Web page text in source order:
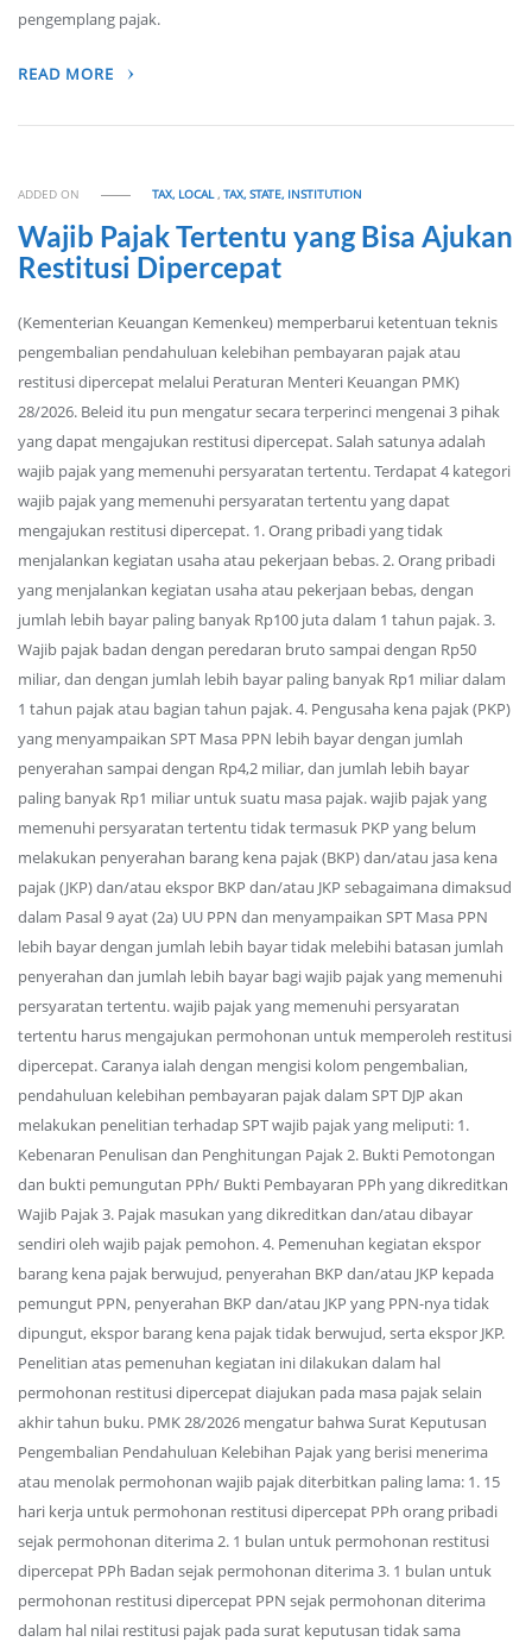
pengemplang pajak.
READ MORE
ADDED ON TAX, LOCAL,TAX, STATE, INSTITUTION
Wajib Pajak Tertentu yang Bisa Ajukan
Restitusi Dipercepat
(Kementerian Keuangan Kemenkeu) memperbarui ketentuan teknis
pengembalian pendahuluan kelebihan pembayaran pajak atau
restitusi dipercepat melalui Peraturan Menteri Keuangan PMK)
28/2026. Beleid itu pun mengatur secara terperinci mengenai 3 pihak
yang dapat mengajukan restitusi dipercepat. Salah satunya adalah
wajib pajak yang memenuhi persyaratan tertentu. Terdapat 4 kategori
wajib pajak yang memenuhi persyaratan tertentu yang dapat
mengajukan restitusi dipercepat. 1. Orang pribadi yang tidak
menjalankan kegiatan usaha atau pekerjaan bebas. 2. Orang pribadi
yang menjalankan kegiatan usaha atau pekerjaan bebas, dengan
jumlah lebih bayar paling banyak Rp100 juta dalam 1 tahun pajak. 3.
Wajib pajak badan dengan peredaran bruto sampai dengan Rp50
miliar, dan dengan jumlah lebih bayar paling banyak Rp1 miliar dalam
1 tahun pajak atau bagian tahun pajak. 4. Pengusaha kena pajak (PKP)
yang menyampaikan SPT Masa PPN lebih bayar dengan jumlah
penyerahan sampai dengan Rp4,2 miliar, dan jumlah lebih bayar
paling banyak Rp1 miliar untuk suatu masa pajak. wajib pajak yang
memenuhi persyaratan tertentu tidak termasuk PKP yang belum
melakukan penyerahan barang kena pajak (BKP) dan/atau jasa kena
pajak (JKP) dan/atau ekspor BKP dan/atau JKP sebagaimana dimaksud
dalam Pasal 9 ayat (2a) UU PPN dan menyampaikan SPT Masa PPN
lebih bayar dengan jumlah lebih bayar tidak melebihi batasan jumlah
penyerahan dan jumlah lebih bayar bagi wajib pajak yang memenuhi
persyaratan tertentu. wajib pajak yang memenuhi persyaratan
tertentu harus mengajukan permohonan untuk memperoleh restitusi
dipercepat. Caranya ialah dengan mengisi kolom pengembalian,
pendahuluan kelebihan pembayaran pajak dalam SPT DJP akan
melakukan penelitian terhadap SPT wajib pajak yang meliputi: 1.
Kebenaran Penulisan dan Penghitungan Pajak 2. Bukti Pemotongan
dan bukti pemungutan PPh/ Bukti Pembayaran PPh yang dikreditkan
Wajib Pajak 3. Pajak masukan yang dikreditkan dan/atau dibayar
sendiri oleh wajib pajak pemohon. 4. Pemenuhan kegiatan ekspor
barang kena pajak berwujud, penyerahan BKP dan/atau JKP kepada
pemungut PPN, penyerahan BKP dan/atau JKP yang PPN-nya tidak
dipungut, ekspor barang kena pajak tidak berwujud, serta ekspor JKP.
Penelitian atas pemenuhan kegiatan ini dilakukan dalam hal
permohonan restitusi dipercepat diajukan pada masa pajak selain
akhir tahun buku. PMK 28/2026 mengatur bahwa Surat Keputusan
Pengembalian Pendahuluan Kelebihan Pajak yang berisi menerima
atau menolak permohonan wajib pajak diterbitkan paling lama: 1. 15
hari kerja untuk permohonan restitusi dipercepat PPh orang pribadi
sejak permohonan diterima 2. 1 bulan untuk permohonan restitusi
dipercepat PPh Badan sejak permohonan diterima 3. 1 bulan untuk
permohonan restitusi dipercepat PPN sejak permohonan diterima
dalam hal nilai restitusi pajak pada surat keputusan tidak sama